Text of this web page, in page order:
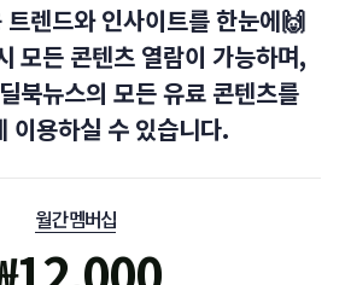
트렌드와 인사이트를 한눈에🙌
모든 콘텐츠 열람이 가능하며,
북뉴스의 모든 유료 콘텐츠를
이용하실 수 있습니다.
월간 멤버십